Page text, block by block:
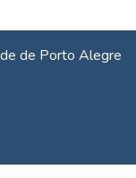
de Porto Alegre